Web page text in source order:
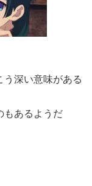
う深い意味がある
もあるようだ